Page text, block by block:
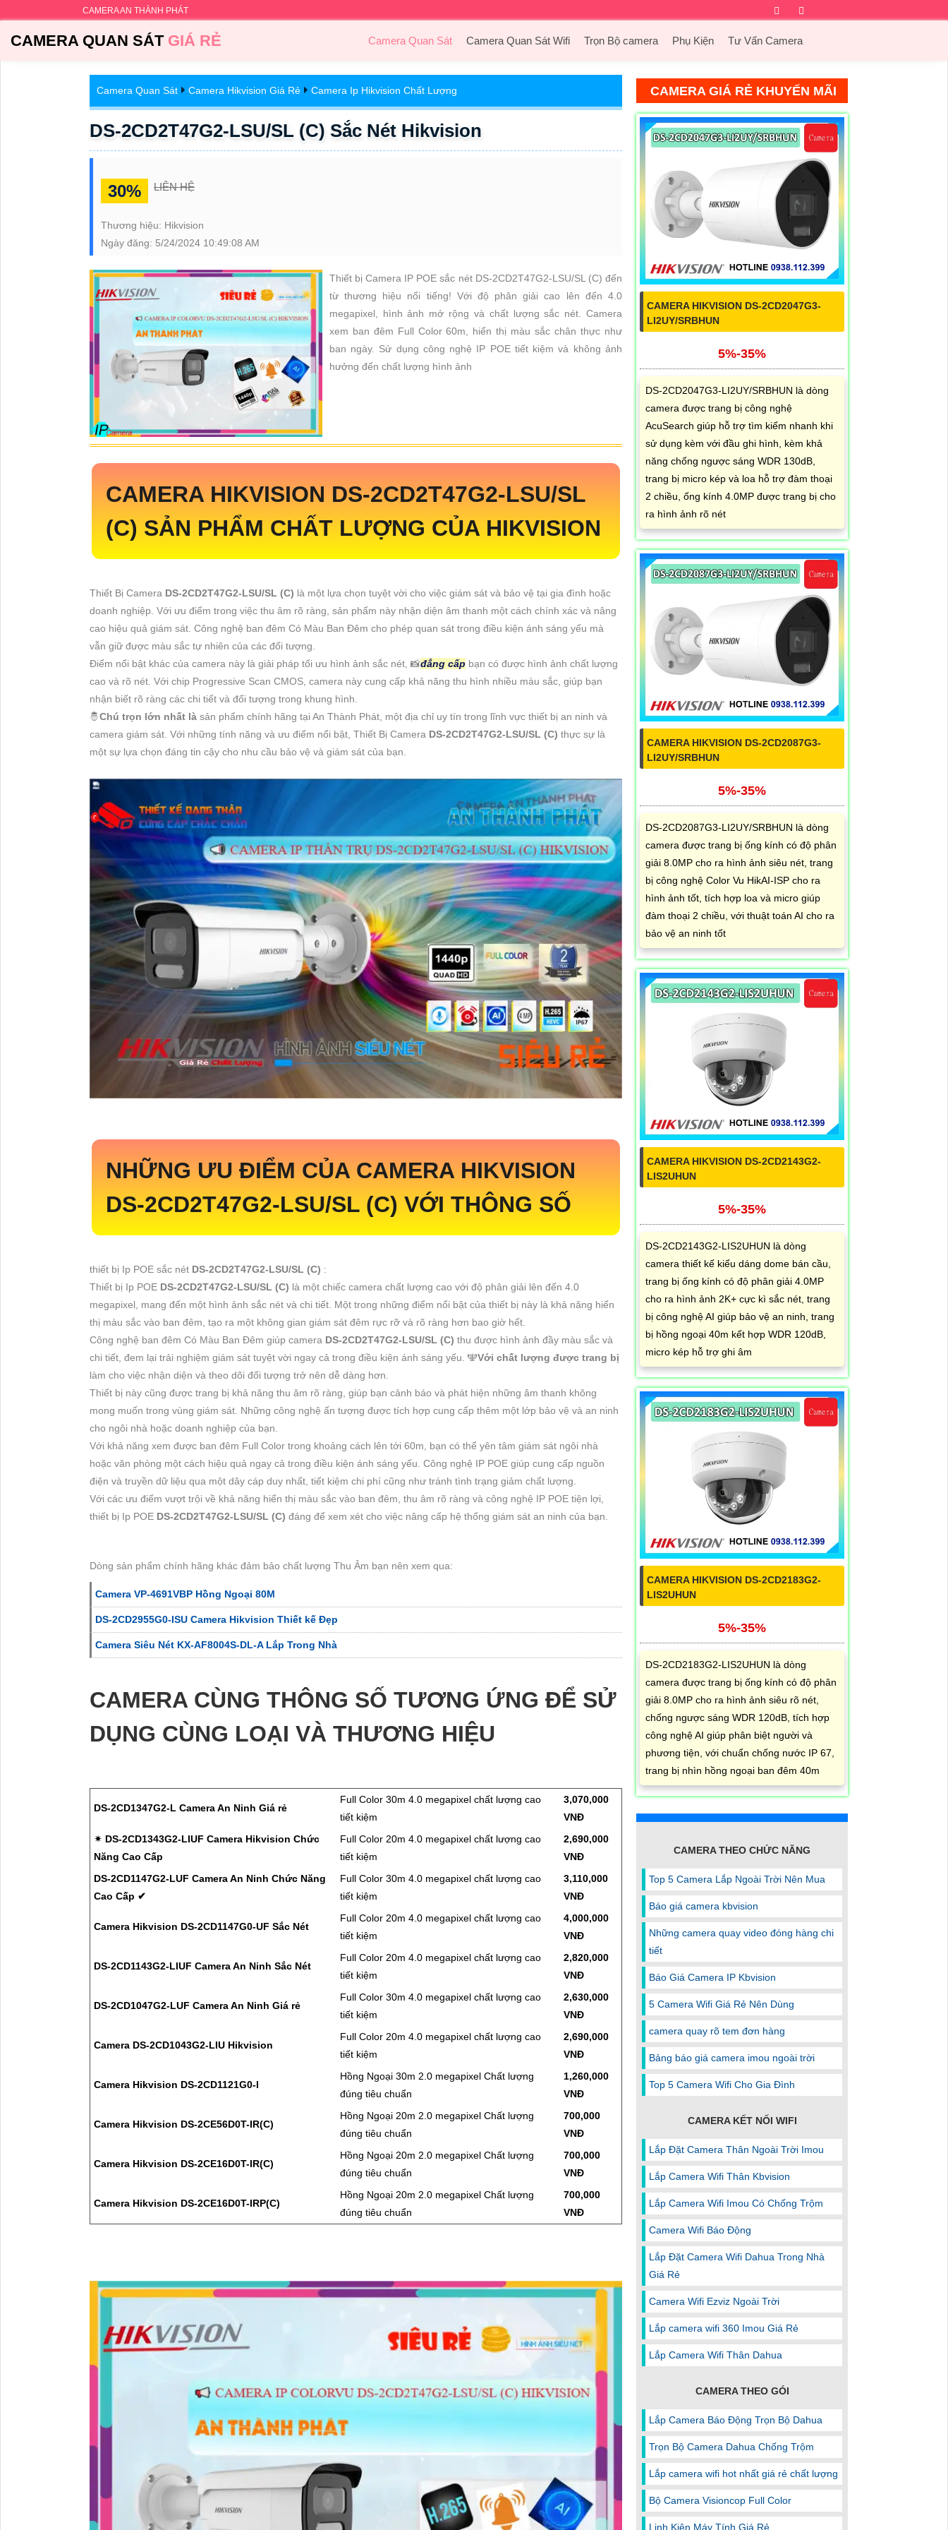
CAMERA AN THÀNH PHÁT Facebook
CAMERA QUAN SÁTGIÁ RẺ Camera Quan Sát Camera Quan Sát Wifi Trọn Bộ camera Phụ Kiện Tư Vấn Camera
Camera Quan Sát Camera Hikvision Giá Rẻ Camera Ip Hikvision Chất Lượng
DS-2CD2T47G2-LSU/SL (C) Sắc Nét Hikvision
30% LIÊN HỆ
Thương hiệu: Hikvision
Ngày đăng: 5/24/2024 10:49:08 AM
Thiết bị Camera IP POE sắc nét DS-2CD2T47G2-LSU/SL (C) đến
từ thương hiệu nổi tiếng! Với độ phân giải cao lên đến 4.0
megapixel, hình ảnh mở rộng và chất lượng sắc nét. Camera
xem ban đêm Full Color 60m, hiển thị màu sắc chân thực như
ban ngày. Sử dụng công nghệ IP POE tiết kiệm và không ảnh
hưởng đến chất lượng hình ảnh
CAMERA HIKVISION DS-2CD2T47G2-LSU/SL
(C) SẢN PHẨM CHẤT LƯỢNG CỦA HIKVISION
Thiết Bị Camera DS-2CD2T47G2-LSU/SL (C) là một lựa chọn tuyệt vời cho việc giám sát và bảo vệ tại gia đình hoặc
doanh nghiệp. Với ưu điểm trong việc thu âm rõ ràng, sản phẩm này nhận diện âm thanh một cách chính xác và nâng
cao hiệu quả giám sát. Công nghệ ban đêm Có Màu Ban Ðêm cho phép quan sát trong điều kiện ánh sáng yếu mà
vẫn giữ được màu sắc tự nhiên của các đối tượng.
Điểm nổi bật khác của camera này là giải pháp tối ưu hình ảnh sắc nét, 📸đẳng cấp bạn có được hình ảnh chất lượng
cao và rõ nét. Với chip Progressive Scan CMOS, camera này cung cấp khả năng thu hình nhiều màu sắc, giúp bạn
nhận biết rõ ràng các chi tiết và đối tượng trong khung hình.
🤴Chú trọn lớn nhất là sản phẩm chính hãng tại An Thành Phát, một địa chỉ uy tín trong lĩnh vực thiết bị an ninh và
camera giám sát. Với những tính năng và ưu điểm nổi bật, Thiết Bị Camera DS-2CD2T47G2-LSU/SL (C) thực sự là
một sự lựa chọn đáng tin cậy cho nhu cầu bảo vệ và giám sát của bạn.
NHỮNG ƯU ĐIỂM CỦA CAMERA HIKVISION
DS-2CD2T47G2-LSU/SL (C) VỚI THÔNG SỐ
thiết bị Ip POE sắc nét DS-2CD2T47G2-LSU/SL (C) :
Thiết bị Ip POE DS-2CD2T47G2-LSU/SL (C) là một chiếc camera chất lượng cao với độ phân giải lên đến 4.0
megapixel, mang đến một hình ảnh sắc nét và chi tiết. Một trong những điểm nổi bật của thiết bị này là khả năng hiển
thị màu sắc vào ban đêm, tạo ra một không gian giám sát đêm rực rỡ và rõ ràng hơn bao giờ hết.
Công nghệ ban đêm Có Màu Ban Ðêm giúp camera DS-2CD2T47G2-LSU/SL (C) thu được hình ảnh đầy màu sắc và
chi tiết, đem lại trải nghiệm giám sát tuyệt vời ngay cả trong điều kiện ánh sáng yếu. 🕎Với chất lượng được trang bị
làm cho việc nhận diện và theo dõi đối tượng trở nên dễ dàng hơn.
Thiết bị này cũng được trang bị khả năng thu âm rõ ràng, giúp bạn cảnh báo và phát hiện những âm thanh không
mong muốn trong vùng giám sát. Những công nghệ ấn tượng được tích hợp cung cấp thêm một lớp bảo vệ và an ninh
cho ngôi nhà hoặc doanh nghiệp của bạn.
Với khả năng xem được ban đêm Full Color trong khoảng cách lên tới 60m, bạn có thể yên tâm giám sát ngôi nhà
hoặc văn phòng một cách hiệu quả ngay cả trong điều kiện ánh sáng yếu. Công nghệ IP POE giúp cung cấp nguồn
điện và truyền dữ liệu qua một dây cáp duy nhất, tiết kiệm chi phí cũng như tránh tình trạng giảm chất lượng.
Với các ưu điểm vượt trội về khả năng hiển thị màu sắc vào ban đêm, thu âm rõ ràng và công nghệ IP POE tiện lợi,
thiết bị Ip POE DS-2CD2T47G2-LSU/SL (C) đáng để xem xét cho việc nâng cấp hệ thống giám sát an ninh của bạn.
Dòng sản phẩm chính hãng khác đảm bảo chất lượng Thu Âm bạn nên xem qua:
Camera VP-4691VBP Hồng Ngoại 80M
DS-2CD2955G0-ISU Camera Hikvision Thiết kế Đẹp
Camera Siêu Nét KX-AF8004S-DL-A Lắp Trong Nhà
CAMERA CÙNG THÔNG SỐ TƯƠNG ỨNG ĐỂ SỬ
DỤNG CÙNG LOẠI VÀ THƯƠNG HIỆU
DS-2CD1347G2-L Camera An Ninh Giá rẻ
Full Color 30m 4.0 megapixel chất lượng cao
tiết kiệm
3,070,000
VNĐ
✴ DS-2CD1343G2-LIUF Camera Hikvision Chức
Năng Cao Cấp
Full Color 20m 4.0 megapixel chất lượng cao
tiết kiệm
2,690,000
VNĐ
DS-2CD1147G2-LUF Camera An Ninh Chức Năng
Cao Cấp ✔
Full Color 30m 4.0 megapixel chất lượng cao
tiết kiệm
3,110,000
VNĐ
Camera Hikvision DS-2CD1147G0-UF Sắc Nét
Full Color 20m 4.0 megapixel chất lượng cao
tiết kiệm
4,000,000
VNĐ
DS-2CD1143G2-LIUF Camera An Ninh Sắc Nét
Full Color 20m 4.0 megapixel chất lượng cao
tiết kiệm
2,820,000
VNĐ
DS-2CD1047G2-LUF Camera An Ninh Giá rẻ
Full Color 30m 4.0 megapixel chất lượng cao
tiết kiệm
2,630,000
VNĐ
Camera DS-2CD1043G2-LIU Hikvision
Full Color 20m 4.0 megapixel chất lượng cao
tiết kiệm
2,690,000
VNĐ
Camera Hikvision DS-2CD1121G0-I
Hồng Ngoại 30m 2.0 megapixel Chất lượng
đúng tiêu chuẩn
1,260,000
VNĐ
Camera Hikvision DS-2CE56D0T-IR(C)
Hồng Ngoại 20m 2.0 megapixel Chất lượng
đúng tiêu chuẩn
700,000
VNĐ
Camera Hikvision DS-2CE16D0T-IR(C)
Hồng Ngoại 20m 2.0 megapixel Chất lượng
đúng tiêu chuẩn
700,000
VNĐ
Camera Hikvision DS-2CE16D0T-IRP(C)
Hồng Ngoại 20m 2.0 megapixel Chất lượng
đúng tiêu chuẩn
700,000
VNĐ
CAMERA GIÁ RẺ KHUYẾN MÃI
CAMERA HIKVISION DS-2CD2047G3-
LI2UY/SRBHUN
5%-35%
DS-2CD2047G3-LI2UY/SRBHUN là dòng
camera được trang bị công nghệ
AcuSearch giúp hỗ trợ tìm kiếm nhanh khi
sử dụng kèm với đầu ghi hình, kèm khả
năng chống ngược sáng WDR 130dB,
trang bị micro kép và loa hỗ trợ đàm thoại
2 chiều, ống kính 4.0MP được trang bị cho
ra hình ảnh rõ nét
CAMERA HIKVISION DS-2CD2087G3-
LI2UY/SRBHUN
5%-35%
DS-2CD2087G3-LI2UY/SRBHUN là dòng
camera được trang bị ống kính có độ phân
giải 8.0MP cho ra hình ảnh siêu nét, trang
bị công nghệ Color Vu HikAI-ISP cho ra
hình ảnh tốt, tích hợp loa và micro giúp
đàm thoại 2 chiều, với thuật toán AI cho ra
bảo vệ an ninh tốt
CAMERA HIKVISION DS-2CD2143G2-
LIS2UHUN
5%-35%
DS-2CD2143G2-LIS2UHUN là dòng
camera thiết kế kiểu dáng dome bán cầu,
trang bị ống kính có độ phân giải 4.0MP
cho ra hình ảnh 2K+ cực kì sắc nét, trang
bị công nghệ AI giúp bảo vệ an ninh, trang
bị hồng ngoại 40m kết hợp WDR 120dB,
micro kép hỗ trợ ghi âm
CAMERA HIKVISION DS-2CD2183G2-
LIS2UHUN
5%-35%
DS-2CD2183G2-LIS2UHUN là dòng
camera được trang bị ống kính có độ phân
giải 8.0MP cho ra hình ảnh siêu rõ nét,
chống ngược sáng WDR 120dB, tích hợp
công nghệ AI giúp phân biệt người và
phương tiện, với chuẩn chống nước IP 67,
trang bị nhìn hồng ngoại ban đêm 40m
CAMERA THEO CHỨC NĂNG
Top 5 Camera Lắp Ngoài Trời Nên Mua
Báo giá camera kbvision
Những camera quay video đóng hàng chi
tiết
Báo Giá Camera IP Kbvision
5 Camera Wifi Giá Rẻ Nên Dùng
camera quay rõ tem đơn hàng
Bảng báo giá camera imou ngoài trời
Top 5 Camera Wifi Cho Gia Đình
CAMERA KẾT NỐI WIFI
Lắp Đặt Camera Thân Ngoài Trời Imou
Lắp Camera Wifi Thân Kbvision
Lắp Camera Wifi Imou Có Chống Trộm
Camera Wifi Báo Động
Lắp Đặt Camera Wifi Dahua Trong Nhà
Giá Rẻ
Camera Wifi Ezviz Ngoài Trời
Lắp camera wifi 360 Imou Giá Rẻ
Lắp Camera Wifi Thân Dahua
CAMERA THEO GÓI
Lắp Camera Báo Động Trọn Bộ Dahua
Trọn Bộ Camera Dahua Chống Trộm
Lắp camera wifi hot nhất giá rẻ chất lượng
Bộ Camera Visioncop Full Color
Linh Kiện Máy Tính Giá Rẻ